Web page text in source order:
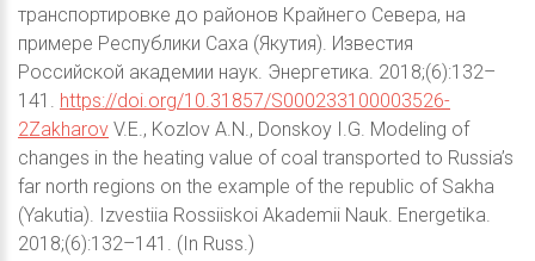
транспортировке до районов Крайнего Севера, на
примере Республики Саха (Якутия). Известия
Российской академии наук. Энергетика. 2018;(6):132–
141. https://doi.org/10.31857/S000233100003526-
2Zakharov V.E., Kozlov A.N., Donskoy I.G. Modeling of
changes in the heating value of coal transported to Russia’s
far north regions on the example of the republic of Sakha
(Yakutia). Izvestiia Rossiiskoi Akademii Nauk. Energetika.
2018;(6):132–141. (In Russ.)